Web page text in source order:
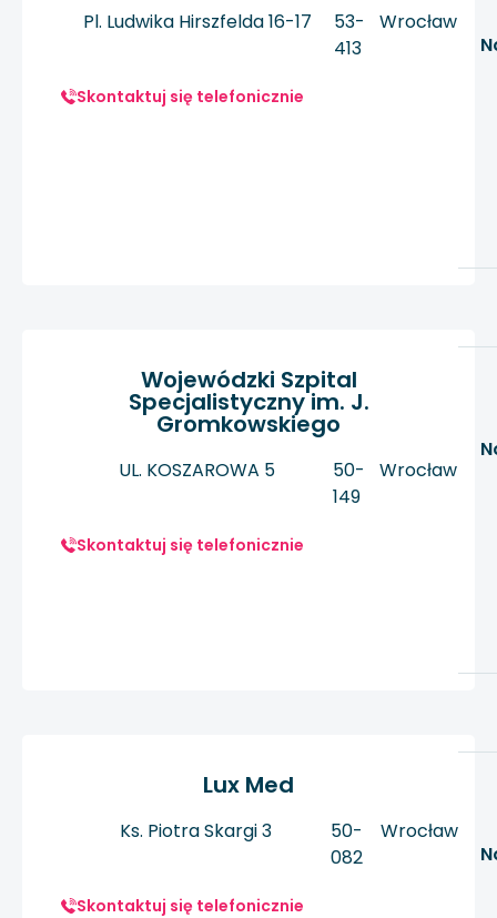
Pl. Ludwika Hirszfelda 16-17
53-
413
Wrocław
Skontaktuj się telefonicznie
Wojewódzki Szpital
Specjalistyczny im. J.
Gromkowskiego
UL. KOSZAROWA 5
50-
149
Wrocław
Skontaktuj się telefonicznie
Lux Med
Ks. Piotra Skargi 3
50-
082
Wrocław
Skontaktuj się telefonicznie